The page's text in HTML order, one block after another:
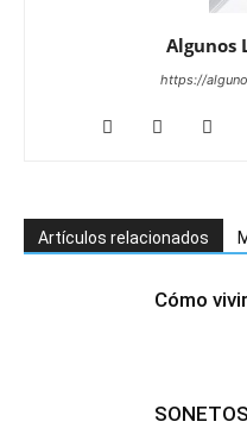
Algunos
https://
Artículos relacionados
Cómo